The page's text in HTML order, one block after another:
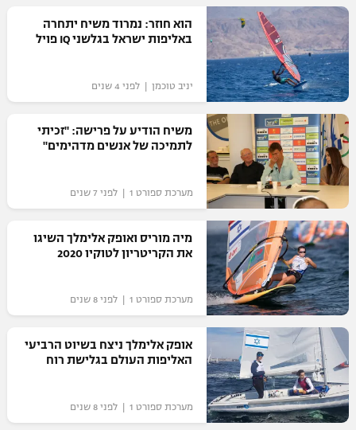
לוח שידורים
ברחבה
"מעל הליגה" – פודקאסט
"מחצית בשכונה" – פודקאסט
משתתפים וזוכים בפרסים
תקנון משתתפים וזוכים בפרסים
תקנון עבור פעילות אלקטרה
תקנון עבור פעילות ספורט 1 – "מרלן"
טניס
גיימינג E-Sports
תנאי שימוש
הפועל חיפה
הפועל באר שבע
מכבי נתניה
בני יהודה
ליגה טורקית
ליגה סינית
ליגה ברזילאית
ליגות נוספות
ג'ודו
אגרוף
ספורט אולימפי
UFC
היאבקות WWE
אופניים
ספורט מוטורי
כדורמים
בייסבול MLB
ספורט אתגרי ואקסטרים
הוא חוזר: נמרוד משיח יתחרה
באליפות ישראל בגלשני IQ פויל
יניב טוכמן | לפני 4 שנים
משיח הודיע על פרישה: "זכיתי
לתמיכה של אנשים מדהימים"
מערכת ספורט 1 | לפני 7 שנים
מיה מוריס ואופק אלימלך השיגו
את הקריטריון לטוקיו 2020
מערכת ספורט 1 | לפני 8 שנים
אופק אלימלך ניצח בשיוט הרביעי
האליפות העולם בגלישת רוח
מערכת ספורט 1 | לפני 8 שנים